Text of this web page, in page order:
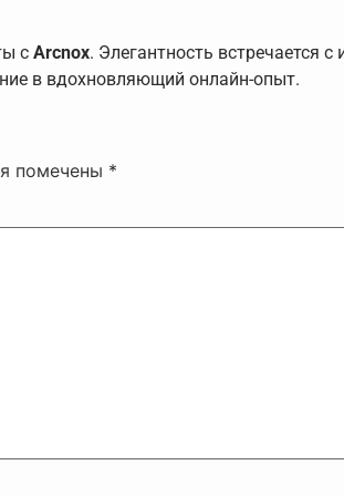
с Arcnox. Элегантность встречается
в вдохновляющий онлайн-опыт.
помечены *